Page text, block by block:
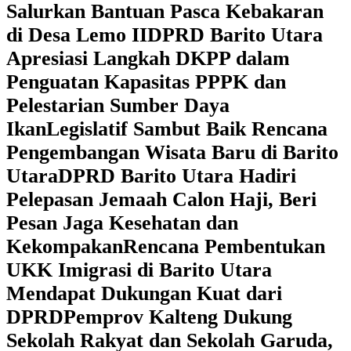
Salurkan Bantuan Pasca Kebakaran
di Desa Lemo IIDPRD Barito Utara
Apresiasi Langkah DKPP dalam
Penguatan Kapasitas PPPK dan
Pelestarian Sumber Daya
IkanLegislatif Sambut Baik Rencana
Pengembangan Wisata Baru di Barito
UtaraDPRD Barito Utara Hadiri
Pelepasan Jemaah Calon Haji, Beri
Pesan Jaga Kesehatan dan
KekompakanRencana Pembentukan
UKK Imigrasi di Barito Utara
Mendapat Dukungan Kuat dari
DPRD‎Pemprov Kalteng Dukung
Sekolah Rakyat dan Sekolah Garuda,